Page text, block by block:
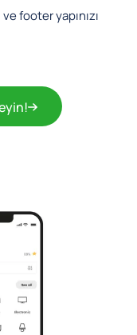
footer yapınızı